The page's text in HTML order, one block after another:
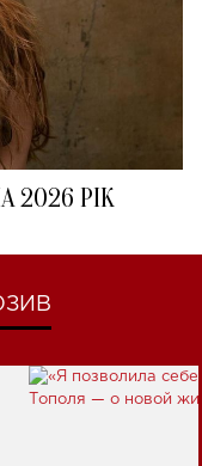
2026 РІК